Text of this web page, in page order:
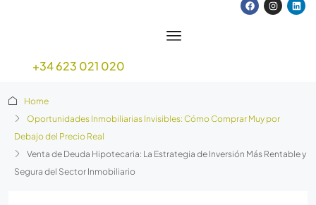
+34 623 021 020
Home
Oportunidades Inmobiliarias Invisibles: Cómo Comprar Muy por
Debajo del Precio Real
Venta de Deuda Hipotecaria: La Estrategia de Inversión Más Rentable y
Segura del Sector Inmobiliario